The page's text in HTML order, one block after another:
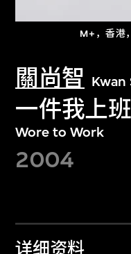
M+，香港
關尚智 Kwan
一件我上
Wore to Work
2004
详细资料